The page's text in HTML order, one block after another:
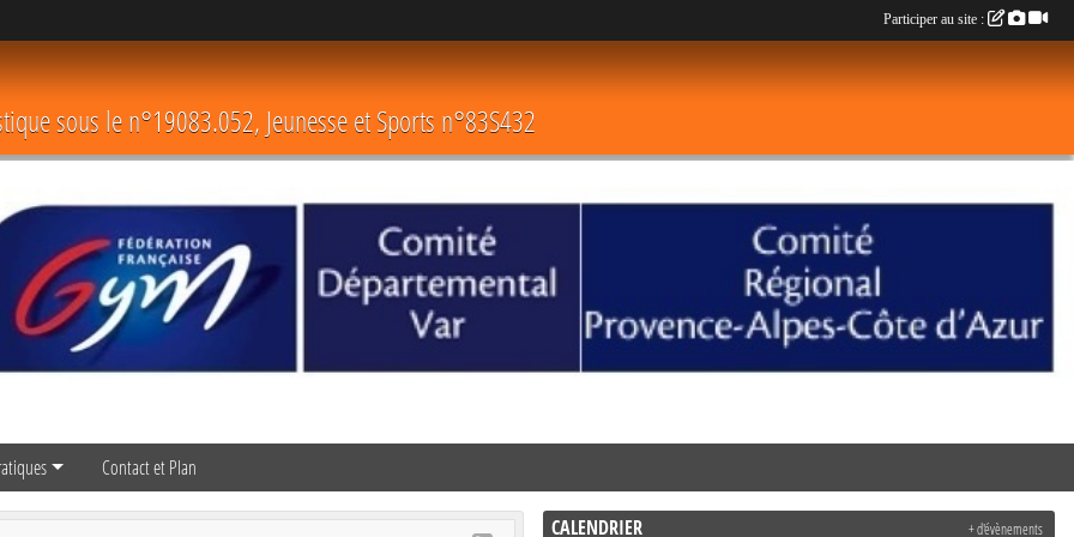
sous le n°19083.052, Jeunesse et Sports n°83S432
Contact et Plan
CALENDRIER
+ d'évènements
Participer au site :